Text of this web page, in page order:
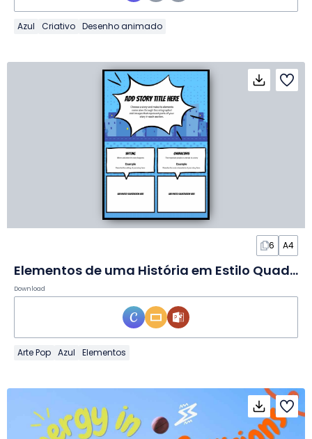
Azul Criativo Desenho animado
6 A4
Elementos de uma História em Estilo Quadrinhos em Infográfico
Download
Arte Pop Azul Elementos